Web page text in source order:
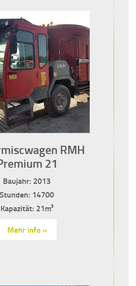
RMH
21
Baujahr: 2013
Stunden: 14700
Kapazität: 21m³
Mehr info »